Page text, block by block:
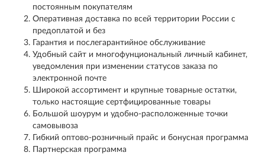
постоянным покупателям
Оперативная доставка по всей территории России с
предоплатой и без
Гарантия и послегарантийное обслуживание
Удобный сайт и многофунциональный личный кабинет,
уведомления при изменении статусов заказа по
электронной почте
Широкой ассортимент и крупные товарные остатки,
только настоящие сертфицированные товары
Большой шоурум и удобно-расположенные точки
самовывоза
Гибкий оптово-розничный прайс и бонусная программа
Партнерская программа